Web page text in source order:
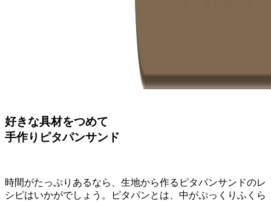
好きな具材をつめて
手作りピタパンサンド
時間がたっぷりあるなら、生地から作るピタパンサンドのレ
シピはいかがでしょう。ピタパンとは、中がぷっくりふくら